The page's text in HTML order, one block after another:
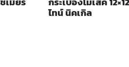
ไทน์ นิคเกิล